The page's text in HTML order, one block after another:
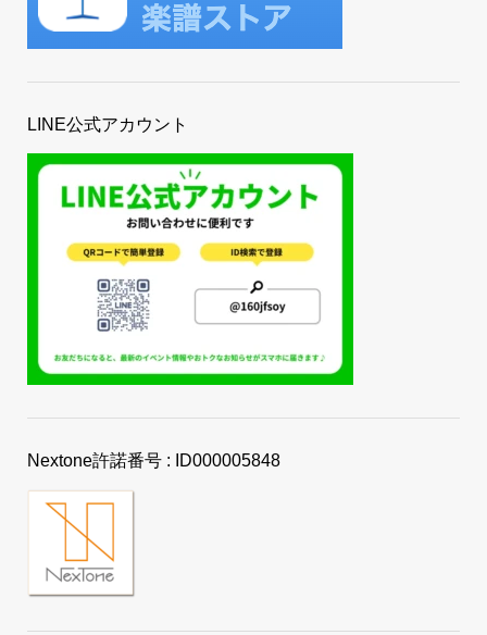
LINE公式アカウント
Nextone許諾番号 : ID000005848